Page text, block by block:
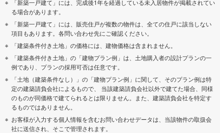
「新築一戸建て」には、完成後1年を経過している未入居物件が掲載されてい
る場合があります。
「新築一戸建て」には、販売住戸が複数の物件は、全ての住戸に該当しない
項目もあります。各問い合わせ先にご確認ください。
「建築条件付き土地」の価格には、建物価格は含まれません。
「建築条件付き土地」の「建物プラン例」は、土地購入者の設計プランの一
例であり、プランの採用可否は任意です。
「土地（建築条件なし）」の「建物プラン例」に関して、そのプラン例は特
定の建築請負会社によるもので、 当該建築請負会社以外で建てた場合、同様
のものが同価格で建てられるとは限りません。また、建築請負会社を特定す
るものではありません。
お客様が入力する個人情報を含むお問い合わせデータは、当該物件の取扱会
社に送信され、そこで管理されます。